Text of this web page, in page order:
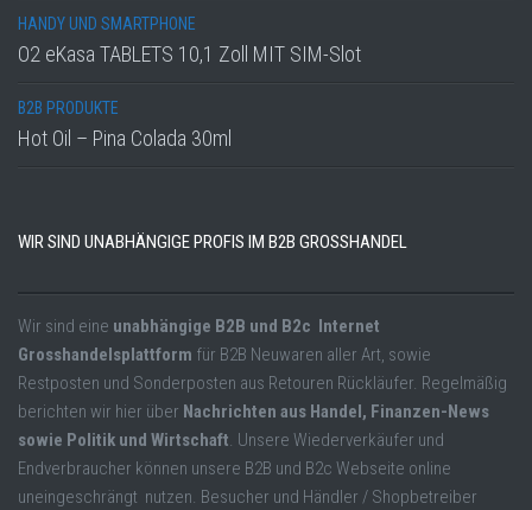
HANDY UND SMARTPHONE
O2 eKasa TABLETS 10,1 Zoll MIT SIM-Slot
B2B PRODUKTE
Hot Oil – Pina Colada 30ml
WIR SIND UNABHÄNGIGE PROFIS IM B2B GROSSHANDEL
Wir sind eine unabhängige B2B und B2c Internet
Grosshandelsplattform für B2B Neuwaren aller Art, sowie
Restposten und Sonderposten aus Retouren Rückläufer. Regelmäßig
berichten wir hier über Nachrichten aus Handel, Finanzen-News
sowie Politik und Wirtschaft. Unsere Wiederverkäufer und
Endverbraucher können unsere B2B und B2c Webseite online
uneingeschrängt nutzen. Besucher und Händler / Shopbetreiber